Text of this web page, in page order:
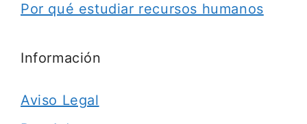
Por qué estudiar recursos humanos
Información
Aviso Legal